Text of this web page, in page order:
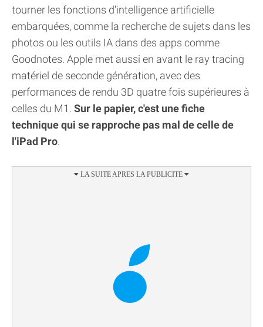
tourner les fonctions d'intelligence artificielle
embarquées, comme la recherche de sujets dans les
photos ou les outils IA dans des apps comme
Goodnotes. Apple met aussi en avant le ray tracing
matériel de seconde génération, avec des
performances de rendu 3D quatre fois supérieures à
celles du M1. Sur le papier, c'est une fiche
technique qui se rapproche pas mal de celle de
l'iPad Pro.